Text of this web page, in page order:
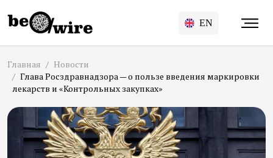
EN
Главная
Новости
Глава Росздравнадзора — о пользе введения маркировки
лекарств и «Контрольных закупках»